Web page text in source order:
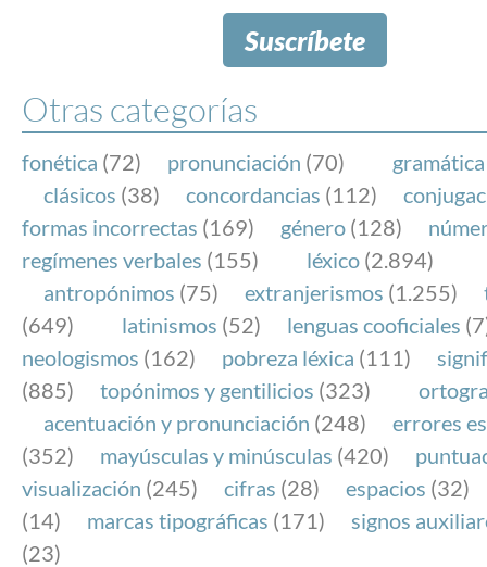
Suscríbete
Otras categorías
fonética (72) pronunciación (70) gramática
clásicos (38) concordancias (112)
formas incorrectas (169) género (128)
regímenes verbales (155) léxico (2.894)
antropónimos (75) extranjerismos (1.255)
(649)
latinismos (52) lenguas cooficiales
neologismos (162) pobreza léxica (111)
(885)
topónimos y gentilicios (323)
acentuación y pronunciación (248)
errores
(352)
mayúsculas y minúsculas (420)
visualización (245) cifras (28) espacios (32)
(14)
marcas tipográficas (171)
signos
(23)